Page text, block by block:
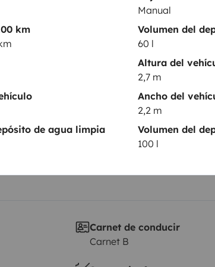
Manual
km
Volumen del
60 l
Altura del
2,7 m
Ancho del
2,2 m
de agua limpia
Volumen del
100 l
et eau, ménage, etc....)
Puesta en circulación:
Carnet de conducir
Carnet B